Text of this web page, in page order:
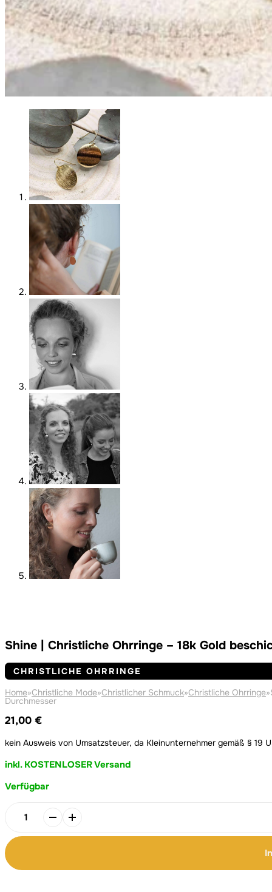
Shine | Christliche Ohrringe – 18k Gold
CHRISTLICHE OHRRINGE
Home»Christliche Mode»Christlicher Schmuck»Christliche Ohrringe»
Durchmesser
21,00 €
kein Ausweis von Umsatzsteuer, da Kleinunternehmer gemäß § 19
inkl. KOSTENLOSER Versand
Verfügbar
Shine
Ohrringe